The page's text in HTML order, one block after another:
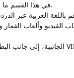
في هذا القسم ما يزيد عن 300 لعبة مباشرة منها الروليت، بوكر، سيك ، باكارات.
وألعاب القمار